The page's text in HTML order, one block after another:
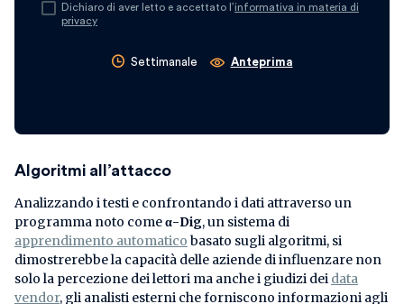
Dichiaro di aver letto e accettato l’informativa in materia di
privacy
Settimanale Anteprima
Algoritmi all’attacco
Analizzando i testi e confrontando i dati attraverso un
programma noto comeα-Dig, un sistema di
apprendimento automatico basato sugli algoritmi, si
dimostrerebbe la capacità delle aziende di influenzare non
solo la percezione dei lettori ma anche i giudizi dei data
vendor, gli analisti esterni che forniscono informazioni agli